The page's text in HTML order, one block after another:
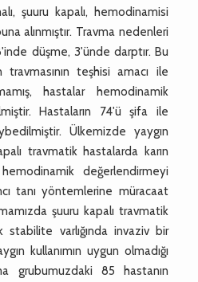
şuuru kapalı, hemodinamisi
alınmıştır. Travma nedenleri
düşme, 3'ünde darptır. Bu
travmasının teşhisi amacı ile
hastalar hemodinamik
Hastaların 74'ü şifa ile
Ülkemizde yaygın
travmatik hastalarda karın
değerlendirmeyi
tanı yöntemlerine müracaat
şuuru kapalı travmatik
stabilite varlığında invaziv bir
kullanımın uygun olmadığı
grubumuzdaki 85 hastanın